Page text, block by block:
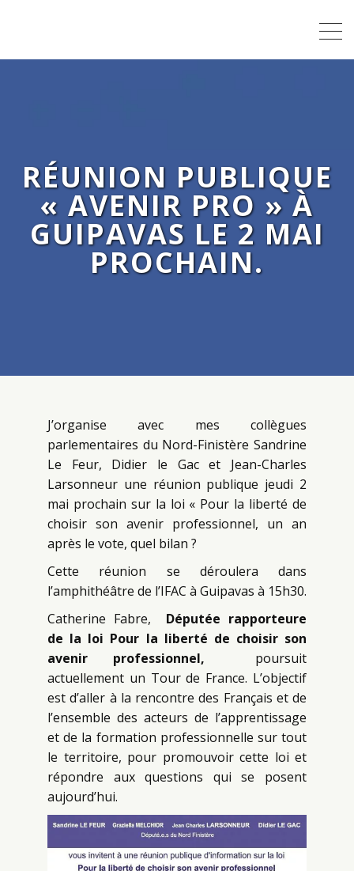
RÉUNION PUBLIQUE
« AVENIR PRO » À
GUIPAVAS LE 2 MAI
PROCHAIN.
J’organise avec mes collègues
parlementaires du Nord-Finistère Sandrine
Le Feur, Didier le Gac et Jean-Charles
Larsonneur une réunion publique jeudi 2
mai prochain sur la loi « Pour la liberté de
choisir son avenir professionnel, un an
après le vote, quel bilan ?
Cette réunion se déroulera dans
l’amphithéâtre de l’IFAC à Guipavas à 15h30.
Catherine Fabre, Députée rapporteure
de la loi Pour la liberté de choisir son
avenir professionnel, poursuit
actuellement un Tour de France. L’objectif
est d’aller à la rencontre des Français et de
l’ensemble des acteurs de l’apprentissage
et de la formation professionnelle sur tout
le territoire, pour promouvoir cette loi et
répondre aux questions qui se posent
aujourd’hui.